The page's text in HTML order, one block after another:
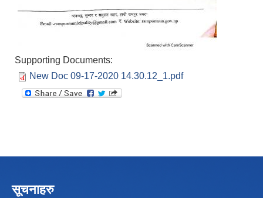
Supporting Documents:
New Doc 09-17-2020 14.30.12_1.pdf
सूचनाहरु